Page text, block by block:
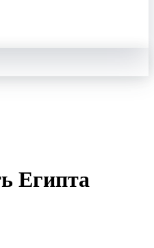
Египта